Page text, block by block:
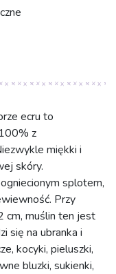
ecru to
z
miękki i
skóry.
splotem,
Przy
cm, muślin ten jest
się na ubranka i
kocyki, pieluszki,
bluzki, sukienki,